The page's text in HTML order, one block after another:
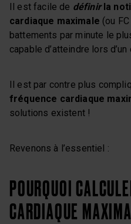
Il est facile de définirla
cardiaque maximale (ou
battements par minute le
capable d’atteindre lors
Il est par contre plus
fréquence cardiaque
solutions existent !
Revenons à l’essentiel :
POURQUOI
CARDIAQUE